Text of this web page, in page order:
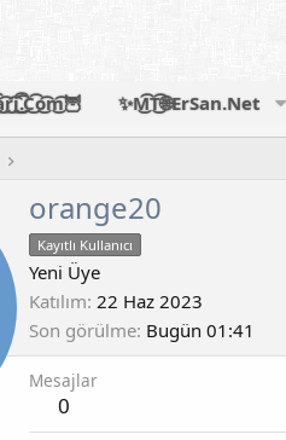
✨M͜͡T͜͡🌐ErSan.Net
orange20
Kayıtlı Kullanıcı
Yeni Üye
Katılım 22 Haz 2023
Son görülme Bugün 01:41
Mesajlar
0